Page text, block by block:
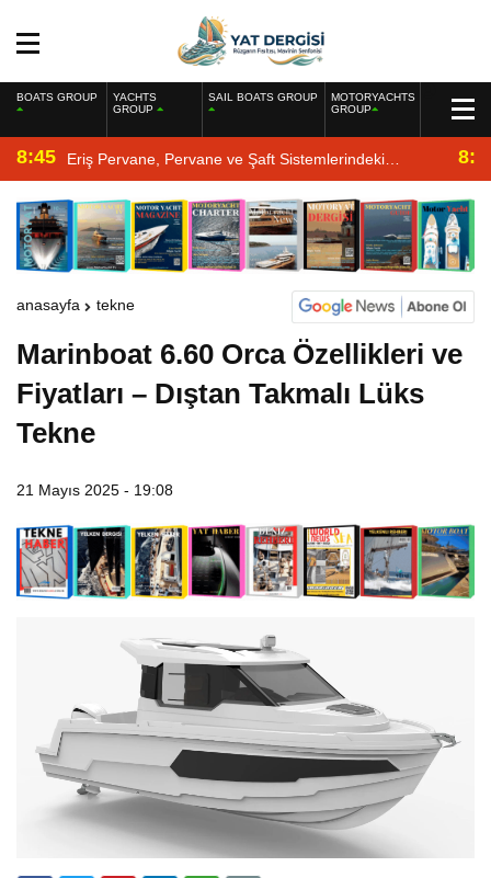
BOATS GROUP
YACHTS
GROUP
SAIL BOATS GROUP
MOTORYACHTS
GROUP
8:45 Eriş Pervane, Pervane ve Şaft Sistemlerindeki
Uzmanlığıyla Yat Dergisi’nde
anasayfa tekne
Marinboat 6.60 Orca Özellikleri ve
Fiyatları – Dıştan Takmalı Lüks
Tekne
21 Mayıs 2025 - 19:08